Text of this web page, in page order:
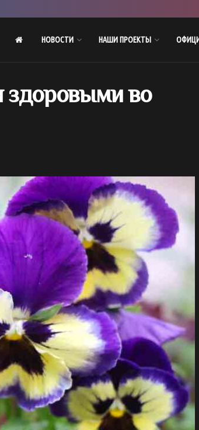
НОВОСТИ НАШИ ПРОЕКТЫ
здоровыми во